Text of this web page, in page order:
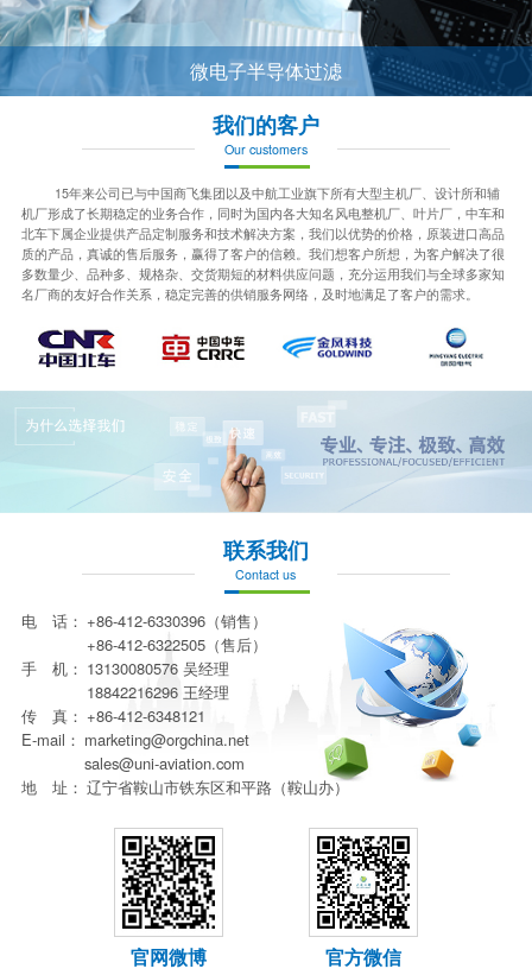
微电子半导体过滤
我们的客户
Our customers
15年来公司已与中国商飞集团以及中航工业旗下所有大型主机厂、设计所和辅
机厂形成了长期稳定的业务合作，同时为国内各大知名风电整机厂、叶片厂，中车和
北车下属企业提供产品定制服务和技术解决方案，我们以优势的价格，原装进口高品
质的产品，真诚的售后服务，赢得了客户的信赖。我们想客户所想，为客户解决了很
多数量少、品种多、规格杂、交货期短的材料供应问题，充分运用我们与全球多家知
名厂商的友好合作关系，稳定完善的供销服务网络，及时地满足了客户的需求。
联系我们
Contact us
电 话： +86-412-6330396（销售）
+86-412-6322505（售后）
手 机： 13130080576 吴经理
18842216296 王经理
传 真： +86-412-6348121
E-mail： marketing@orgchina.net
sales@uni-aviation.com
地 址： 辽宁省鞍山市铁东区和平路（鞍山办）
官网微博 官方微信